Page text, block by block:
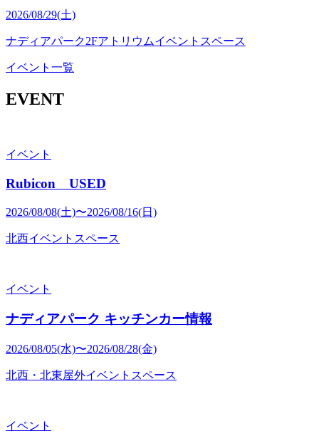
2026/08/29(土)
ナディアパーク2Fアトリウムイベントスペース
イベント一覧
EVENT
イベント
Rubicon USED
2026/08/08(土)〜2026/08/16(日)
北西イベントスペース
イベント
ナディアパーク キッチンカー情報
2026/08/05(水)〜2026/08/28(金)
北西・北東屋外イベントスペース
イベント